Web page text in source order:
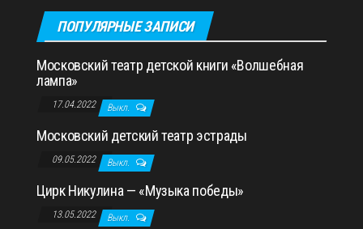
ПОПУЛЯРНЫЕ ЗАПИСИ
Московский театр детской книги «Волшебная
лампа»
17.04.2022 Выкл.
Московский детский театр эстрады
09.05.2022 Выкл.
Цирк Никулина — «Музыка победы»
13.05.2022 Выкл.